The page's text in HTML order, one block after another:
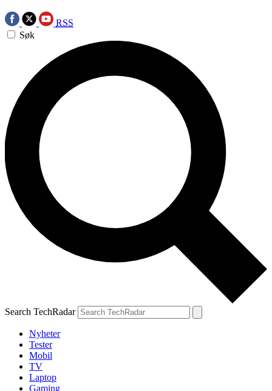
RSS
Søk
Search TechRadar
Nyheter
Tester
Mobil
TV
Laptop
Gaming